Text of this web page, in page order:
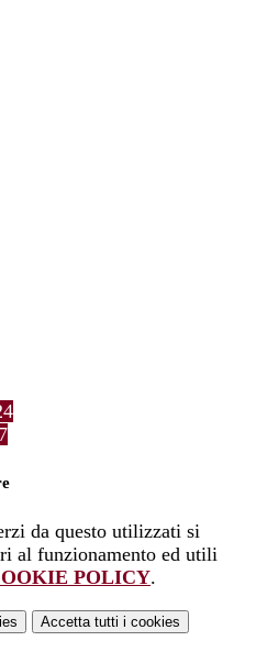
da questo utilizzati si
al funzionamento ed utili
POLICY.
Accetta tutti i cookies